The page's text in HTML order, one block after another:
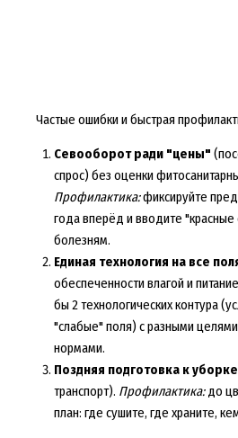
Частые ошибки и быстрая
Севооборот ради "цены"
спрос) без оценки
Профилактика:фиксируйте
года вперёд и вводите
болезням.
Единая технология на все
обеспеченности влагой и
бы 2 технологических контура
"слабые" поля) с разными
нормами.
Поздняя подготовка к уборке
транспорт). Профилактика:до
план: где сушите, где храните,